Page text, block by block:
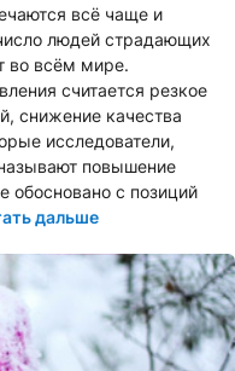
всё чаще и
людей страдающих
во всём мире.
считается резкое
снижение качества
исследователи,
повышение
обосновано с позиций
дальше